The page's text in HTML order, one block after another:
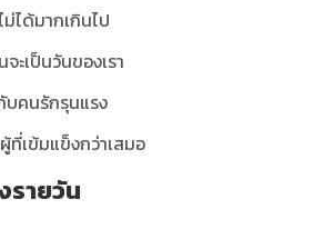
ได้มากเกินไป
เป็นวันของเรา
บคนรักรุนแรง
เข้มแข็งกว่าเสมอ
รายวัน